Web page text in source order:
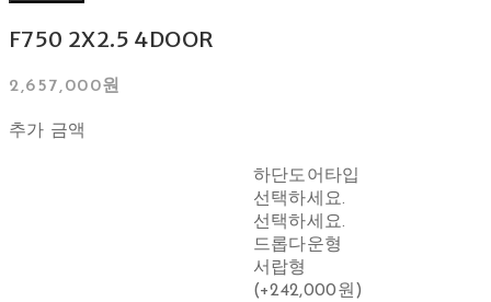
F750 2X2.5 4DOOR
2,657,000원
추가 금액
하단도어타입
선택하세요.
선택하세요.
드롭다운형
서랍형
(+242,000원)